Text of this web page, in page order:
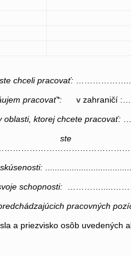
chceli pracovať:
pracovať*: v zahraničí
oblasti, ktorej chcete pracovať:
ste
schopnosti:
pracovných
a priezvisko osôb uvedených